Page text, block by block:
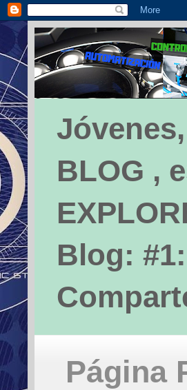
BLOG ,
Blog:
Página